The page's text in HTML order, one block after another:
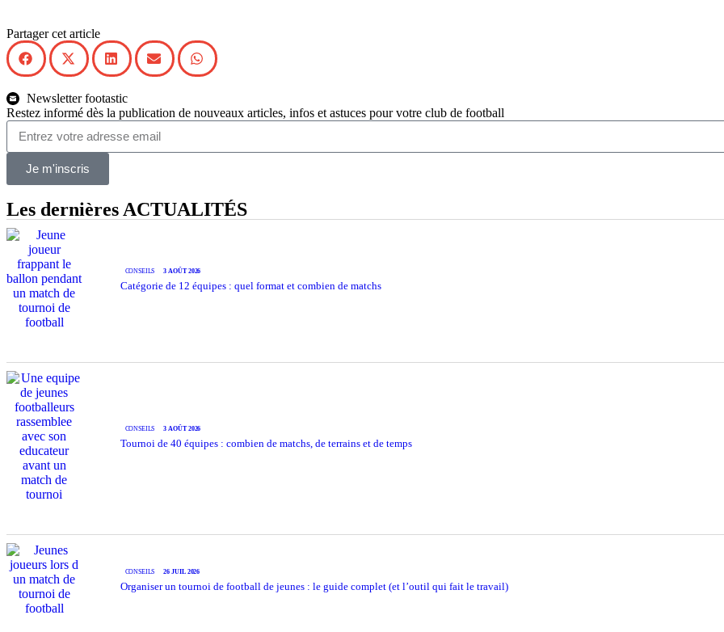
Partager cet article
Newsletter footastic
Restez informé dès la publication de nouveaux articles, infos et astuces pour votre club de football
Je m'inscris
Les dernières ACTUALITÉS
CONSEILS 3 AOÛT 2026
Catégorie de 12 équipes : quel format et combien de matchs
CONSEILS 3 AOÛT 2026
Tournoi de 40 équipes : combien de matchs, de terrains et de temps
CONSEILS 26 JUIL 2026
Organiser un tournoi de football de jeunes : le guide complet (et l’outil qui fait le travail)